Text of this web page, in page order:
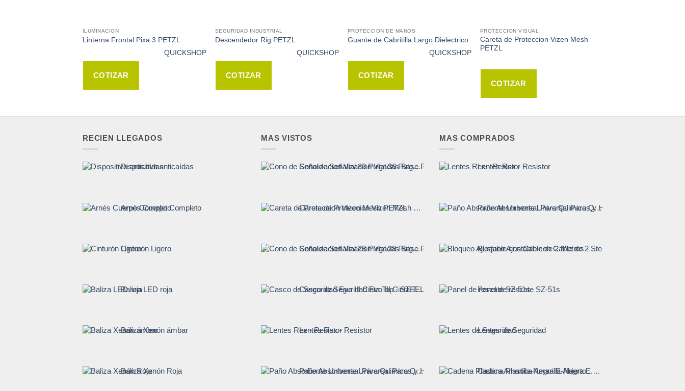
ILUMINACION
Linterna Frontal Pixa 3 PETZL
COTIZAR
SEGURIDAD INDUSTRIAL
Descendedor Rig PETZL
QUICKSHOP
COTIZAR
PROTECCION DE MANOS
Guante de Cabritilla Largo Dielectrico
QUICKSHOP
COTIZAR
PROTECCION VISUAL
Careta de Proteccion Vizen Mesh
PETZL
QUICKSHOP
COTIZAR
RECIEN LLEGADOS
Dispositivo anticaídas
Arnés Cuerpo Completo
Cinturón Ligero
Baliza LED roja
Baliza Xenón ámbar
Baliza Xenón Roja
MAS VISTOS
Cono de Señalizacion Vial 36 Pulgadas Base Pesada
Careta de Proteccion Vizen Mesh PETZL
Cono de Señalizacion Vial 28 Pulgadas Base Pesada
Casco de Seguridad Evo III Cinta Top - STEELPRO
Lentes Rex - Resistor
Paño Absorbente Universal Para Quimicos y Hidrocarburos - Codigo911
MAS COMPRADOS
Lentes Rex - Resistor
Paño Absorbente Universal Para Quimicos y Hidrocarburos - Codigo911
Bloqueo Ajustable con Cable de 2 Metros - Steelpro
Panel de rescate SZ-51s
Lentes de Seguridad
Cadena Plastica Amarilla-Negra E.Abierto